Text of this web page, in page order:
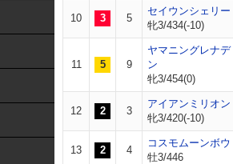
10 3 5
セイウンシェリー
牝3/434(-10)
11 5 9
ヤマニングレナデ
ン
牝3/454(0)
12 2 3
アイアンミリオン
牝3/420(-10)
13 2 4
コスモムーンボウ
牡3/446